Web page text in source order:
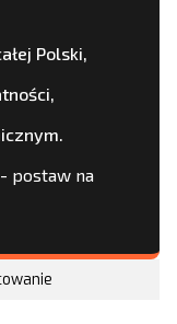
Polski,
postaw na